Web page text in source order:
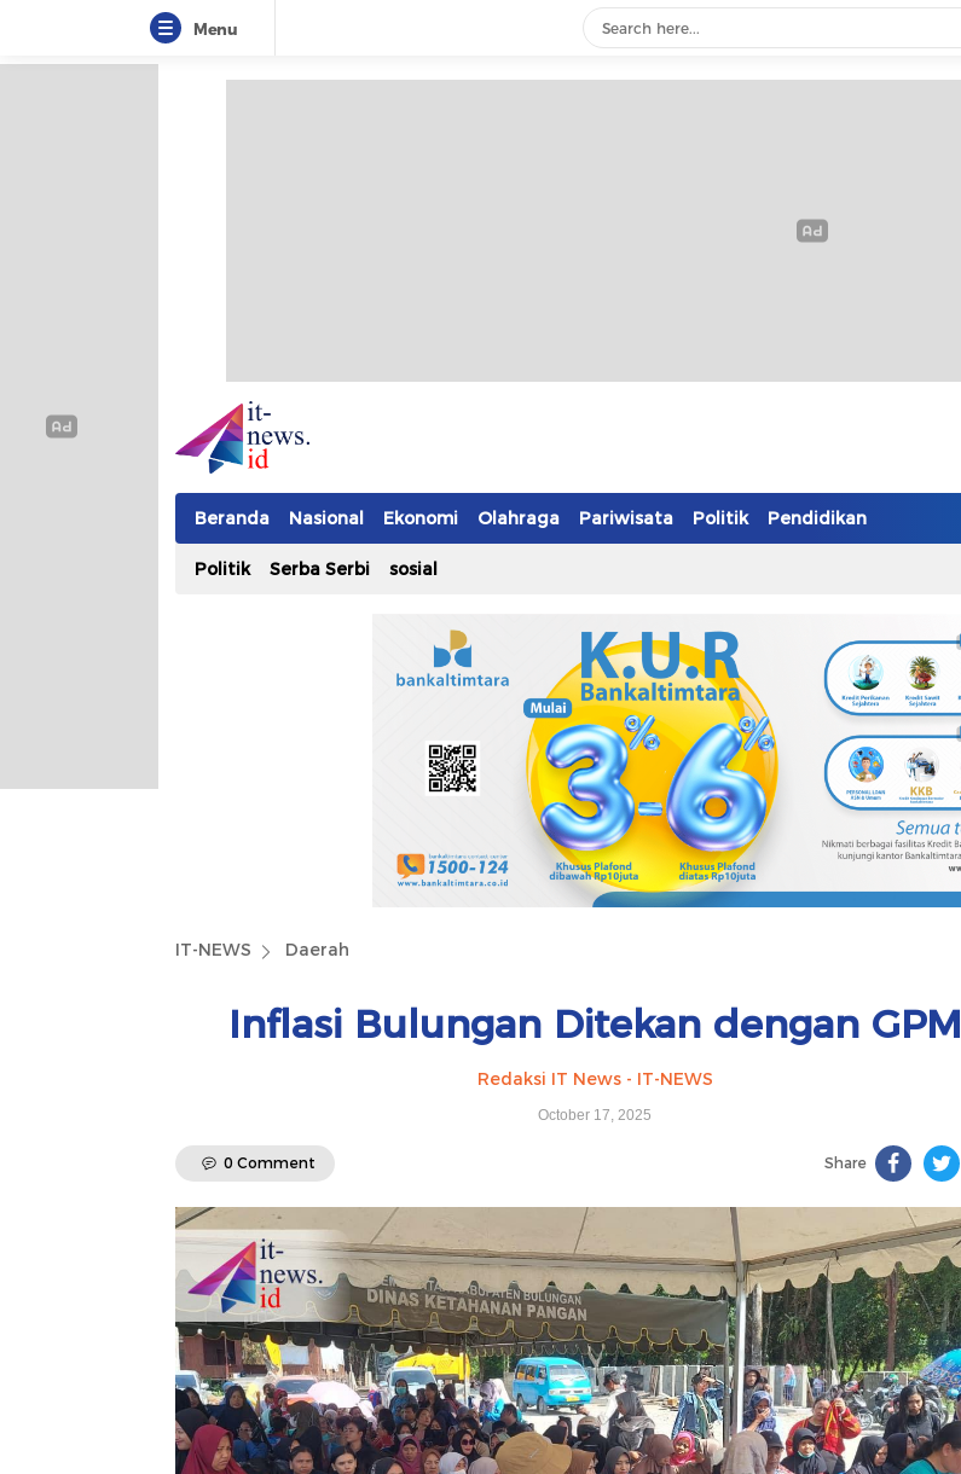
Menu
IT-NEWS
Update Cepat, Cerdas, dan Terpercaya
Beranda Nasional Ekonomi Olahraga Pariwisata Politik Pendidikan
Politik Serba Serbi sosial
IT-NEWS Daerah
Inflasi Bulungan Ditekan dengan GPM
Redaksi IT News - IT-NEWS
October 17, 2025
0 Comment Share